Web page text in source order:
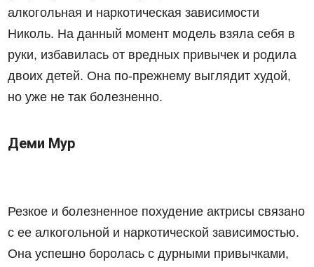
алкогольная и наркотическая зависимости
Николь. На данный момент модель взяла себя в
руки, избавилась от вредных привычек и родила
двоих детей. Она по-прежнему выглядит худой,
но уже не так болезненно.
Деми Мур
Резкое и болезненное похудение актрисы связано
с ее алкогольной и наркотической зависимостью.
Она успешно боролась с дурными привычками,